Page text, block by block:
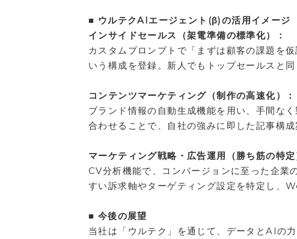
■ ウルテクAIエージェント(β)の活用イメージ
インサイドセールス（架電準備の標準化）：
カスタムプロンプトで「まずは顧客の課題を
いう構成を登録。新人でもトップセールスと
コンテンツマーケティング（制作の高速化）：
ブランド情報の自動生成機能を用い、手間な
合わせることで、自社の強みに即した記事構
マーケティング戦略・広告運用（勝ち筋の特定
CV分析機能で、コンバージョンに至った企業
すい訴求軸やターゲティング設定を特定し、
■ 今後の展望
当社は「ウルテク」を通じて、データとAIの